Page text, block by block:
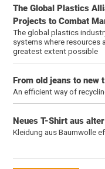
The Global Plastics
Projects to Combat
The global plastics
systems where resources
greatest extent possible
From old jeans to new
An efficient way of
Neues T-Shirt aus
Kleidung aus Baumwolle